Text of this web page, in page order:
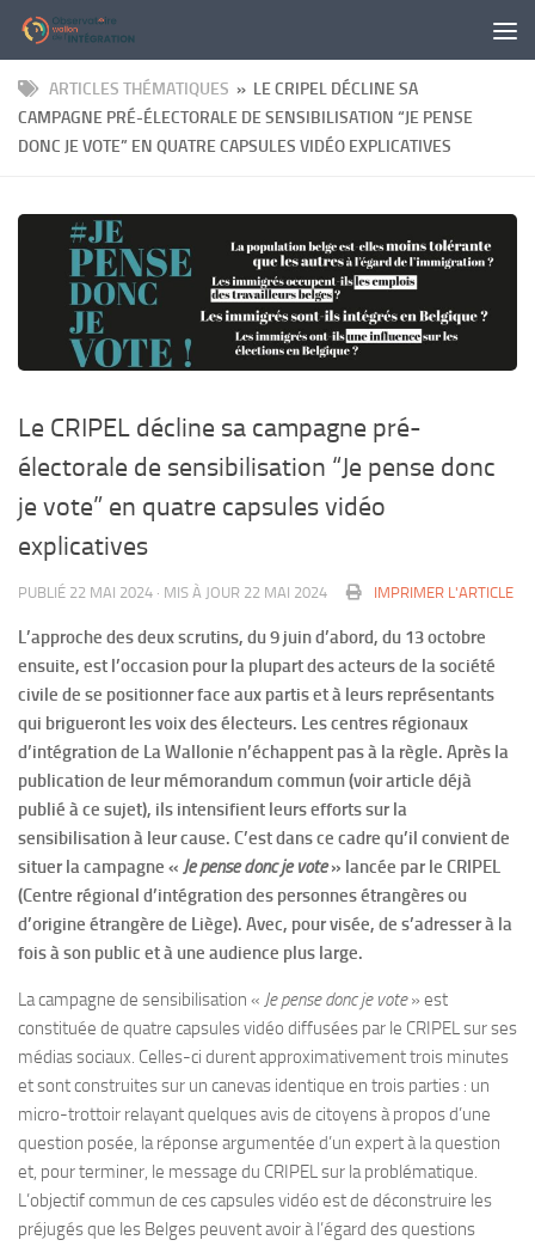
Skip to content
ARTICLES THÉMATIQUES » LE CRIPEL DÉCLINE SA
CAMPAGNE PRÉ-ÉLECTORALE DE SENSIBILISATION “JE PENSE
DONC JE VOTE” EN QUATRE CAPSULES VIDÉO EXPLICATIVES
Le CRIPEL décline sa campagne pré-
électorale de sensibilisation “Je pense donc
je vote” en quatre capsules vidéo
explicatives
PUBLIÉ 22 MAI 2024 · MIS À JOUR 22 MAI 2024 IMPRIMER L'ARTICLE
L’approche des deux scrutins, du 9 juin d’abord, du 13 octobre
ensuite, est l’occasion pour la plupart des acteurs de la société
civile de se positionner face aux partis et à leurs représentants
qui brigueront les voix des électeurs. Les centres régionaux
d’intégration de La Wallonie n’échappent pas à la règle. Après la
publication de leur mémorandum commun (voir article déjà
publié à ce sujet), ils intensifient leurs efforts sur la
sensibilisation à leur cause. C’est dans ce cadre qu’il convient de
situer la campagne « Je pense donc je vote» lancée par le CRIPEL
(Centre régional d’intégration des personnes étrangères ou
d’origine étrangère de Liège). Avec, pour visée, de s’adresser à la
fois à son public et à une audience plus large.
La campagne de sensibilisation « Je pense donc je vote» est
constituée de quatre capsules vidéo diffusées par le CRIPEL sur ses
médias sociaux. Celles-ci durent approximativement trois minutes
et sont construites sur un canevas identique en trois parties : un
micro-trottoir relayant quelques avis de citoyens à propos d’une
question posée, la réponse argumentée d’un expert à la question
et, pour terminer, le message du CRIPEL sur la problématique.
L’objectif commun de ces capsules vidéo est de déconstruire les
préjugés que les Belges peuvent avoir à l’égard des questions
Panneau de gestion des cookies